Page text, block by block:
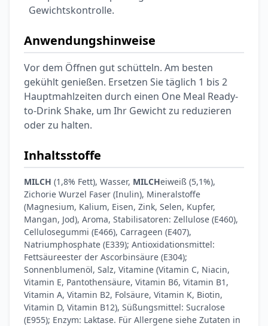
Gewichtskontrolle.
Anwendungshinweise
Vor dem Öffnen gut schütteln. Am besten
gekühlt genießen. Ersetzen Sie täglich 1 bis 2
Hauptmahlzeiten durch einen One Meal Ready-
to-Drink Shake, um Ihr Gewicht zu reduzieren
oder zu halten.
Inhaltsstoffe
MILCH (1,8% Fett), Wasser, MILCHeiweiß (5,1%),
Zichorie Wurzel Faser (Inulin), Mineralstoffe
(Magnesium, Kalium, Eisen, Zink, Selen, Kupfer,
Mangan, Jod), Aroma, Stabilisatoren: Zellulose (E460),
Cellulosegummi (E466), Carrageen (E407),
Natriumphosphate (E339); Antioxidationsmittel:
Fettsäureester der Ascorbinsäure (E304);
Sonnenblumenöl, Salz, Vitamine (Vitamin C, Niacin,
Vitamin E, Pantothensäure, Vitamin B6, Vitamin B1,
Vitamin A, Vitamin B2, Folsäure, Vitamin K, Biotin,
Vitamin D, Vitamin B12), Süßungsmittel: Sucralose
(E955); Enzym: Laktase. Für Allergene siehe Zutaten in